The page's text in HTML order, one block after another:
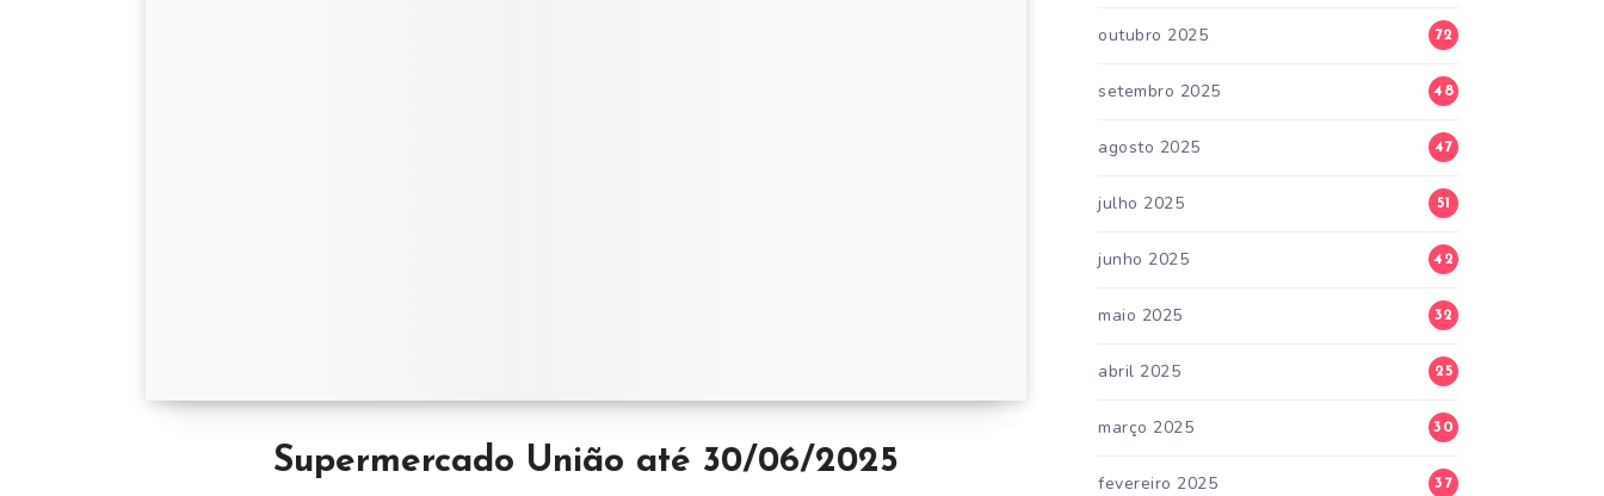
Supermercado União até 30/06/2025
outubro 2025 72
setembro 2025 48
agosto 2025 47
julho 2025 51
junho 2025 42
maio 2025 32
abril 2025 25
março 2025 30
fevereiro 2025 37